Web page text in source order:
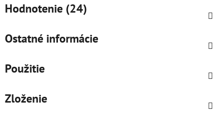
Hodnotenie (24)
Ostatné informácie
Použitie
Zloženie